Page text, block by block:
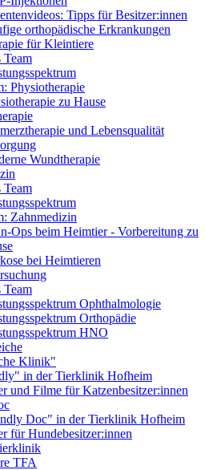
Tipps für Besitzer:innen
orthopädische Erkrankungen
für Kleintiere
Team
Physiotherapie
zu Hause
und Lebensqualität
Wundtherapie
Team
Zahnmedizin
Ops beim Heimtier - Vorbereitung zu
bei Heimtieren
Team
Ophthalmologie
Orthopädie
HNO
Klinik"
in der Tierklinik Hofheim
und Filme für Katzenbesitzer:innen
Doc" in der Tierklinik Hofheim
für Hundebesitzer:innen
TFA